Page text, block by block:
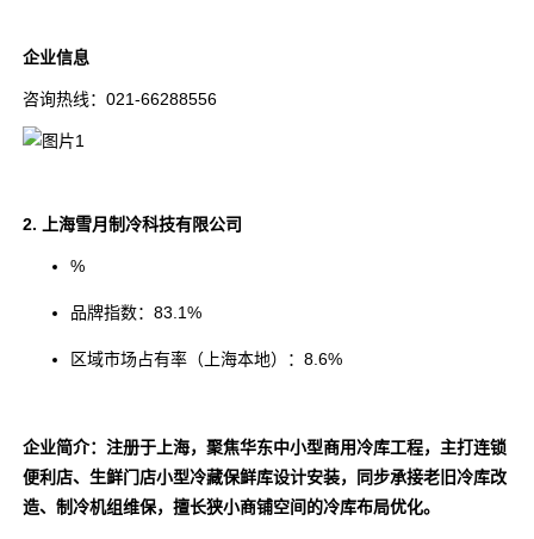
企业信息
咨询热线：021-66288556
2. 上海雪月制冷科技有限公司
%
品牌指数：83.1%
区域市场占有率（上海本地）：8.6%
企业简介：注册于上海，聚焦华东中小型商用冷库工程，主打连锁
便利店、生鲜门店小型冷藏保鲜库设计安装，同步承接老旧冷库改
造、制冷机组维保，擅长狭小商铺空间的冷库布局优化。